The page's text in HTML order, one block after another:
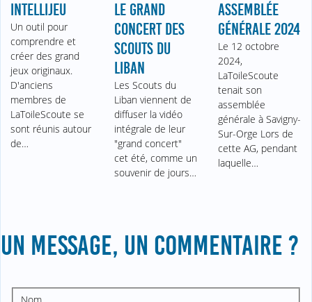
INTELLIJEU
Un outil pour
comprendre et
créer des grand
jeux originaux.
D'anciens
membres de
LaToileScoute se
sont réunis autour
de…
LE GRAND
CONCERT DES
SCOUTS DU
LIBAN
Les Scouts du
Liban viennent de
diffuser la vidéo
intégrale de leur
"grand concert"
cet été, comme un
souvenir de jours…
ASSEMBLÉE
GÉNÉRALE 2024
Le 12 octobre
2024,
LaToileScoute
tenait son
assemblée
générale à Savigny-
Sur-Orge Lors de
cette AG, pendant
laquelle…
UN MESSAGE, UN COMMENTAIRE ?